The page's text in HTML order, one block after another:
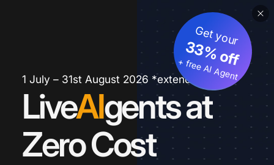
1 July – 31st August 2026 *extended
LiveAIgents at
Zero Cost
Get your
33% off
+ free AI Agent